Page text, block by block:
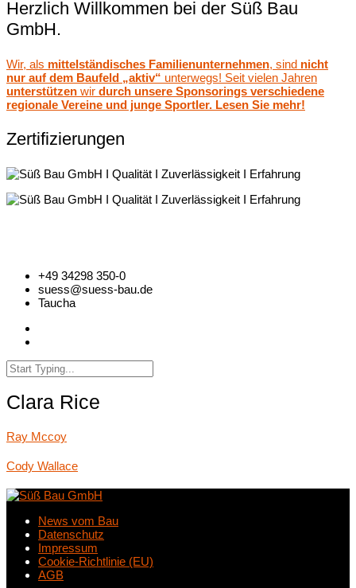
Herzlich Willkommen bei der Süß Bau
GmbH.
Wir, als mittelständisches Familienunternehmen, sind nicht
nur auf dem Baufeld „aktiv“ unterwegs! Seit vielen Jahren
unterstützen wir durch unsere Sponsorings verschiedene
regionale Vereine und junge Sportler. Lesen Sie mehr!
Zertifizierungen
+49 34298 350-0
suess@suess-bau.de
Taucha
Clara Rice
Ray Mccoy
Cody Wallace
News vom Bau
Datenschutz
Impressum
Cookie-Richtlinie (EU)
AGB